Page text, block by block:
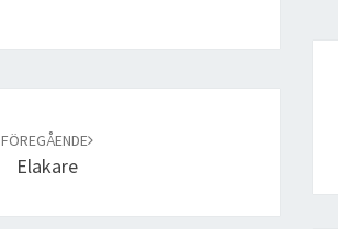
FÖREGÅENDE
Elakare